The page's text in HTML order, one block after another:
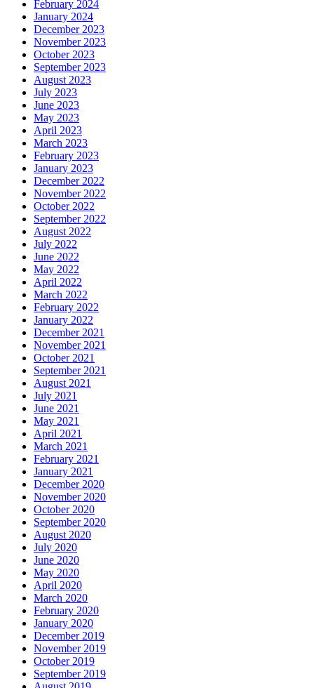
February 2024
January 2024
December 2023
November 2023
October 2023
September 2023
August 2023
July 2023
June 2023
May 2023
April 2023
March 2023
February 2023
January 2023
December 2022
November 2022
October 2022
September 2022
August 2022
July 2022
June 2022
May 2022
April 2022
March 2022
February 2022
January 2022
December 2021
November 2021
October 2021
September 2021
August 2021
July 2021
June 2021
May 2021
April 2021
March 2021
February 2021
January 2021
December 2020
November 2020
October 2020
September 2020
August 2020
July 2020
June 2020
May 2020
April 2020
March 2020
February 2020
January 2020
December 2019
November 2019
October 2019
September 2019